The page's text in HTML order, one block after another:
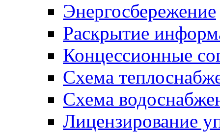
Энергосбережение
Раскрытие
Концессионные
Схема
Схема
Лицензирование